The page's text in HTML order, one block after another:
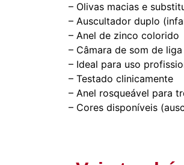
– Olivas macias e
– Auscultador duplo
– Anel de zinco colorido
– Câmara de som de
– Ideal para uso
– Testado clinicamente
– Anel rosqueável para
– Cores disponíveis